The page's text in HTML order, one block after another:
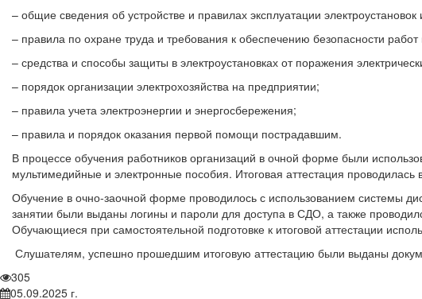
– общие сведения об устройстве и правилах эксплуатации
– правила по охране труда и требования к обеспечению безопасности работ
– средства и способы защиты в электроустановках от поражения
– порядок организации электрохозяйства на предприятии;
– правила учета электроэнергии и энергосбережения;
– правила и порядок оказания первой помощи пострадавшим.
В процессе обучения работников организаций в очной форме были
мультимедийные и электронные пособия. Итоговая аттестация
Обучение в очно-заочной форме проводилось с использованием системы
занятии были выданы логины и пароли для доступа в СДО, а также
Обучающиеся при самостоятельной подготовке к итоговой аттестации
Слушателям, успешно прошедшим итоговую аттестацию были выданы
305
05.09.2025 г.